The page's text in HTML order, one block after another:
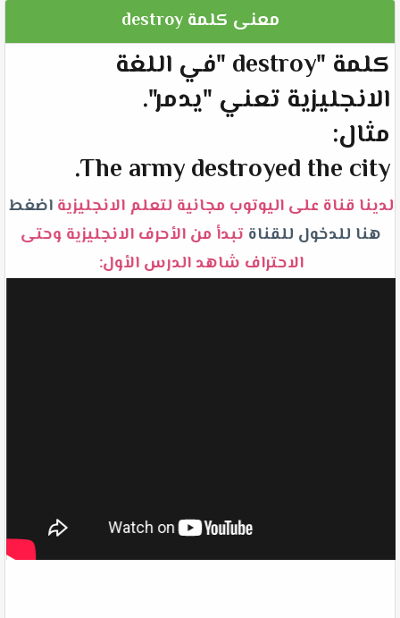
معنى كلمة destroy
كلمة "destroy "في اللغة
الانجليزية تعني "يدمر".
مثال:
The army destroyed the city.
لدينا قناة على اليوتوب مجانية لتعلم الانجليزيةاضغط
هنا للدخول للقناة تبدأ من الأحرف الانجليزية وحتى
الاحتراف شاهد الدرس الأول: